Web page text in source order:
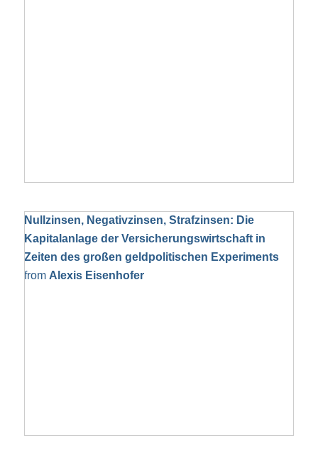
Nullzinsen, Negativzinsen, Strafzinsen: Die
Kapitalanlage der Versicherungswirtschaft in
Zeiten des großen geldpolitischen Experiments
from Alexis Eisenhofer